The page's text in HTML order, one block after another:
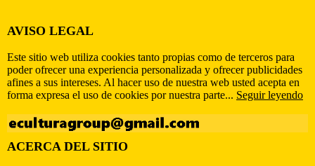
AVISO LEGAL
Este sitio web utiliza cookies tanto propias como de terceros para
poder ofrecer una experiencia personalizada y ofrecer publicidades
afines a sus intereses. Al hacer uso de nuestra web usted acepta en
forma expresa el uso de cookies por nuestra parte... Seguir leyendo
ACERCA DEL SITIO